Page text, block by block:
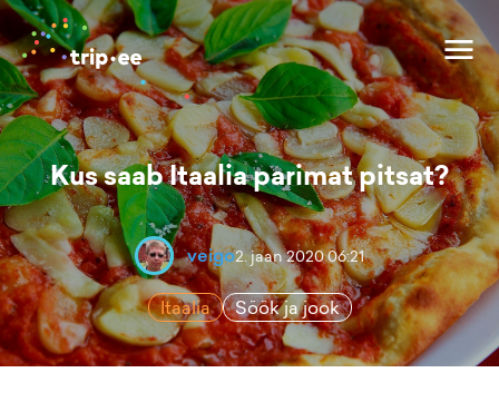
Kus saab Itaalia parimat pitsat?
veigo2. jaan 2020 06:21
Itaalia Söök ja jook